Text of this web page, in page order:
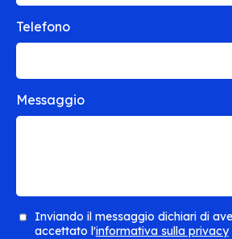
Telefono
Messaggio
Inviando il messaggio dichiari di
accettato l'informativa sulla privacy